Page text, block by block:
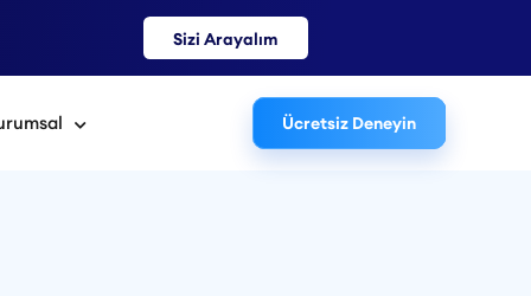
Sizi Arayalım
Ücretsiz Deneyin